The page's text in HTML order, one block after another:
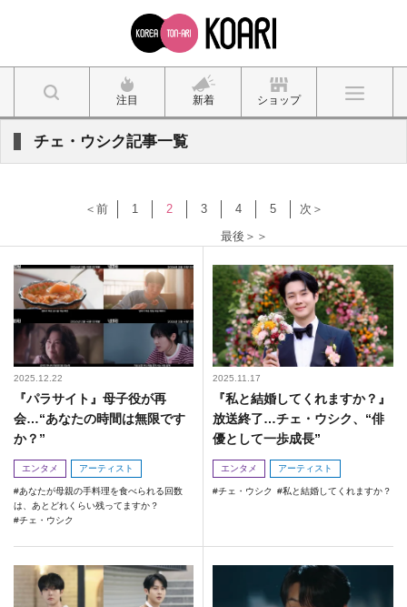
注目 新着 ショップ
チェ・ウシク記事一覧
＜前 1 2 3 4 5
次＞
最後＞＞
2025.12.22
『パラサイト』母子役が再
会…“あなたの時間は無限です
か？”
エンタメ アーティスト
あなたが母親の手料理を食べられる回数
は、あとどれくらい残ってますか？
チェ・ウシク
2025.11.17
『私と結婚してくれますか？』
放送終了…チェ・ウシク、“俳
優として一歩成長”
エンタメ アーティスト
チェ・ウシク 私と結婚してくれますか？